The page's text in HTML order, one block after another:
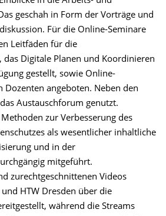
geschah in Form der Vorträge und
Für die Online-Seminare
Leitfäden für die
das Digitale Planen und Koordinieren
gestellt, sowie Online-
Dozenten angeboten. Neben den
Austauschforum genutzt.
zur Verbesserung des
als wesentlicher inhaltliche
und in der
mitgeführt.
zurechtgeschnittenen Videos
HTW Dresden über die
während die Streams